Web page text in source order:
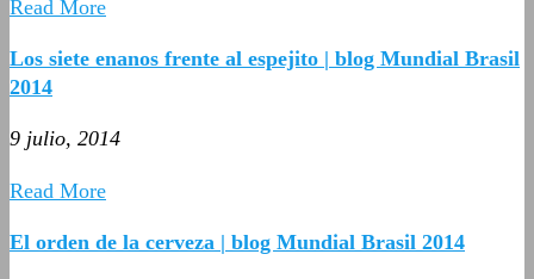
Read More
Los siete enanos frente al espejito | blog Mundial Brasil
2014
9 julio, 2014
Read More
El orden de la cerveza | blog Mundial Brasil 2014